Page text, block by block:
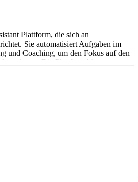
Plattform, die sich an
Sie automatisiert Aufgaben im
und Coaching, um den Fokus auf den
zu legen. Die Plattform bietet
der Anrufaufgaben automatisiert,
Zudem unterstützt
Zielkunden und der Erstellung
Preisgestaltung ist auf Anfrage